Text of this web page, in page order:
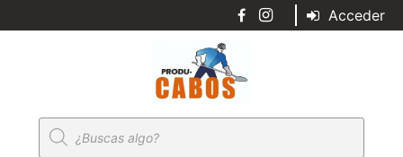
Acceder
Búsqueda
de
productos